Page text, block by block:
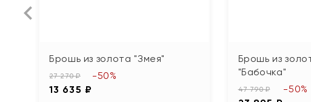
Брошь из золота "Змея"
27 270 ₽
13 635 ₽
-50%
Брошь из
"Бабочка"
47 790 ₽ -50%